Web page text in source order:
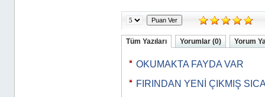
Tüm Yazıları Yorumlar (0) Yorum
OKUMAKTA FAYDA VAR
FIRINDAN YENİ ÇIKMIŞ